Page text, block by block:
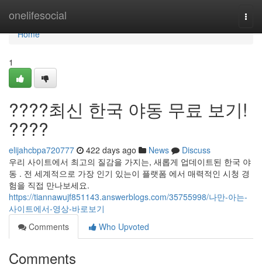
onelifesocial
Home
Home
1
????최신 한국 야동 무료 보기!
????
elijahcbpa720777 422 days ago News
Discuss
우리 사이트에서 최고의 질감을 가지는, 새롭게 업데이트된 한국 야
동 . 전 세계적으로 가장 인기 있는이 플랫폼 에서 매력적인 시청 경
험을 직접 만나보세요.
https://tiannawujf851143.answerblogs.com/35755998/나만-아는-
사이트에서-영상-바로보기
Comments
Who Upvoted
Comments